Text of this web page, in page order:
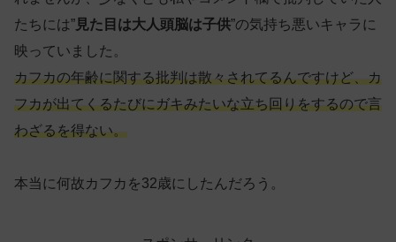
たちには”見た目は大人頭脳は子供”の気持ち悪いキャラに
映っていました。
カフカの年齢に関する批判は散々されてるんですけど、カ
フカが出てくるたびにガキみたいな立ち回りをするので言
わざるを得ない。
本当に何故カフカを32歳にしたんだろう。